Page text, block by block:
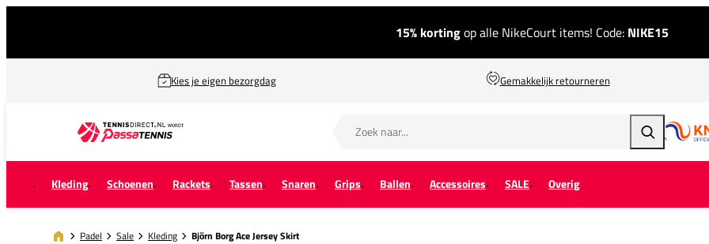
15% kortingop alle NikeCourt items! Code: NIKE15
Kies je eigen bezorgdag Gemakkelijk retourneren
Zoeken
Kleding Schoenen Rackets Tassen Snaren Grips Ballen Accessoires SALE Overig
Padel Sale Kleding Björn Borg Ace Jersey Skirt